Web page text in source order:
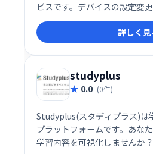
ビスです。デバイスの設定変
取得・ロック・データ消去を
員のモバイルデバイスセキュ
を実現します。
詳しく見
studyplus
0.0 (0件)
Studyplus(スタディプラス)は
プラットフォームです。​あな
学習内容を可視化しませんか？